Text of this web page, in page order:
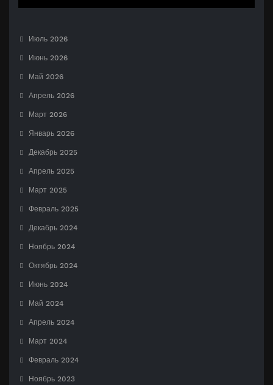
Июль 2026
Июнь 2026
Май 2026
Апрель 2026
Март 2026
Январь 2026
Декабрь 2025
Апрель 2025
Март 2025
Февраль 2025
Декабрь 2024
Ноябрь 2024
Октябрь 2024
Июнь 2024
Май 2024
Апрель 2024
Март 2024
Февраль 2024
Ноябрь 2023